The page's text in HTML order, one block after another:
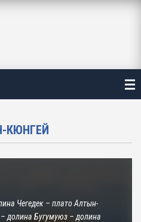
КЮНГЕЙ
Чегедек – плато Алтын-
долина Бугумуюз – долина